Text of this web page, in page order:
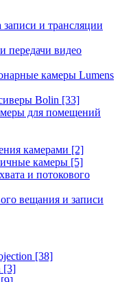
и трансляции
передачи видео
камеры Lumens
Bolin [33]
для помещений
камерами [2]
камеры [5]
и потокового
вещания и записи
[38]
[3]